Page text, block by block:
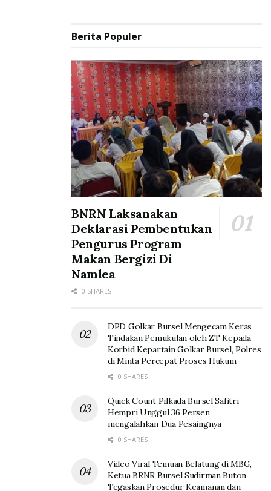
Berita Populer
BNRN Laksanakan
Deklarasi Pembentukan
Pengurus Program
Makan Bergizi Di
Namlea
0 SHARES
DPD Golkar Bursel Mengecam Keras
Tindakan Pemukulan oleh ZT Kepada
Korbid Kepartain Golkar Bursel, Polres
di Minta Percepat Proses Hukum
0 SHARES
Quick Count Pilkada Bursel Safitri –
Hempri Unggul 36 Persen
mengalahkan Dua Pesaingnya
0 SHARES
Video Viral Temuan Belatung di MBG,
Ketua BRNR Bursel Sudirman Buton
Tegaskan Prosedur Keamanan dan